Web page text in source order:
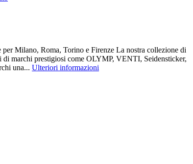
Milano, Roma, Torino e Firenze La nostra collezione di
marchi prestigiosi come OLYMP, VENTI, Seidensticker,
una... Ulteriori informazioni